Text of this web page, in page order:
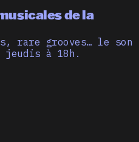
de la
rare grooves… le son
jeudis à 18h.